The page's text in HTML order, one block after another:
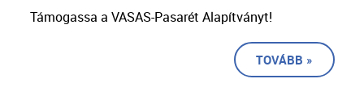
Támogassa a VASAS-Pasarét Alapítványt!
TOVÁBB »